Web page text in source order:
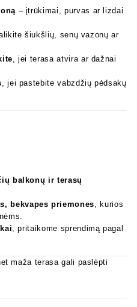
– įtrūkimai, purvas ar lizdai
šiukšlių, senų vazonų ar
, jei terasa atvira ar dažnai
, jei pastebite vabzdžių pėdsakų
balkonų ir terasų
bekvapes priemones , kurios
, pritaikome sprendimą pagal
maža terasa gali paslėpti